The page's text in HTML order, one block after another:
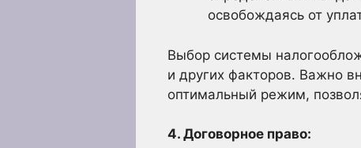
освобождаясь от
Выбор системы
и других факторов. Важно
оптимальный режим,
4. Договорное право: